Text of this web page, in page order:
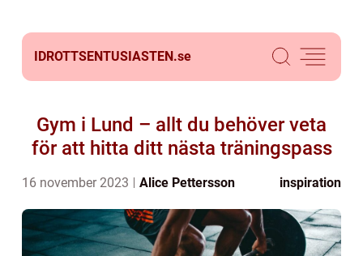
IDROTTSENTUSIASTEN.se
Gym i Lund – allt du behöver veta
för att hitta ditt nästa träningspass
16 november 2023 Alice Pettersson inspiration